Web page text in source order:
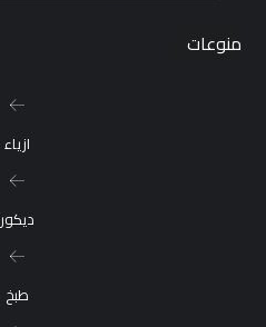
منوعات
ازياء
ديكور
طبخ